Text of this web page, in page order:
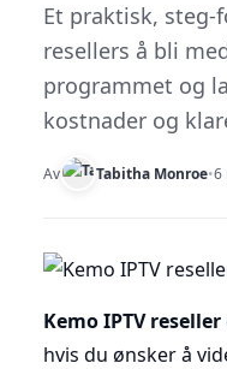
Et praktisk,
resellers å bli
programmet og
kostnader og
Av Tabitha Monroe•6
Kemo IPTV reseller
hvis du ønsker å